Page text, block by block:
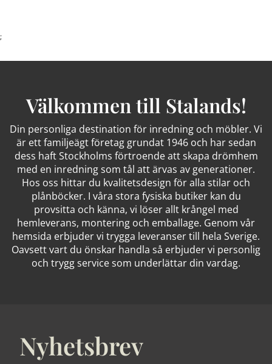
;
Välkommen till Stalands!
Din personliga destination för inredning och möbler. Vi
är ett familjeägt företag grundat 1946 och har sedan
dess haft Stockholms förtroende att skapa drömhem
med en inredning som tål att ärvas av generationer.
Hos oss hittar du kvalitetsdesign för alla stilar och
plånböcker. I våra stora fysiska butiker kan du
provsitta och känna, vi löser allt krångel med
hemleverans, montering och emballage. Genom vår
hemsida erbjuder vi trygga leveranser till hela Sverige.
Oavsett vart du önskar handla så erbjuder vi personlig
och trygg service som underlättar din vardag.
Nyhetsbrev